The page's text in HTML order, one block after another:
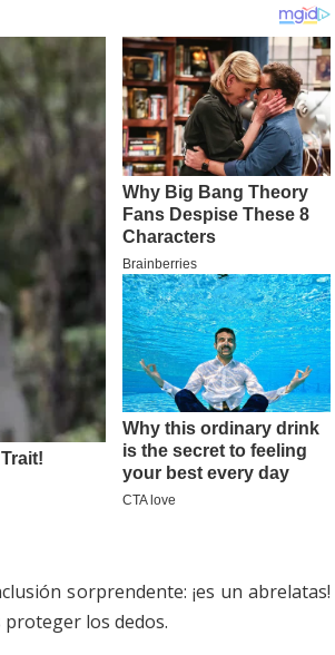
sorprendente: ¡es un abrelatas!
los dedos.